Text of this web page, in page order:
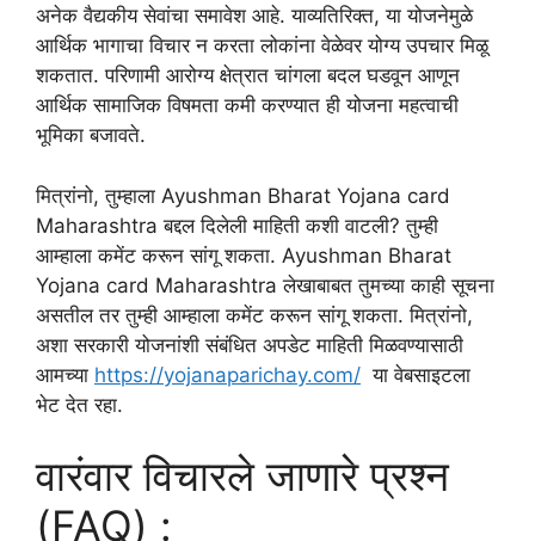
अनेक वैद्यकीय सेवांचा समावेश आहे. याव्यतिरिक्त, या योजनेमुळे
आर्थिक भागाचा विचार न करता लोकांना वेळेवर योग्य उपचार मिळू
शकतात. परिणामी आरोग्य क्षेत्रात चांगला बदल घडवून आणून
आर्थिक सामाजिक विषमता कमी करण्यात ही योजना महत्वाची
भूमिका बजावते.
मित्रांनो, तुम्हाला Ayushman Bharat Yojana card
Maharashtra बद्दल दिलेली माहिती कशी वाटली? तुम्ही
आम्हाला कमेंट करून सांगू शकता. Ayushman Bharat
Yojana card Maharashtra लेखाबाबत तुमच्या काही सूचना
असतील तर तुम्ही आम्हाला कमेंट करून सांगू शकता. मित्रांनो,
अशा सरकारी योजनांशी संबंधित अपडेट माहिती मिळवण्यासाठी
आमच्या https://yojanaparichay.com/ या वेबसाइटला
भेट देत रहा.
वारंवार विचारले जाणारे प्रश्न
(FAQ) :